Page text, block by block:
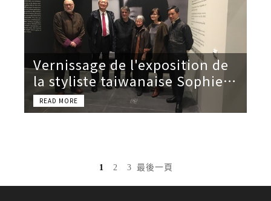
Vernissage de l'exposition de
la styliste taiwanaise Sophie
Hong à Roubaix
1 2 3 最後一頁